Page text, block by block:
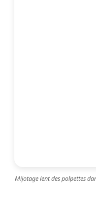
Mijotage lent des polpettes